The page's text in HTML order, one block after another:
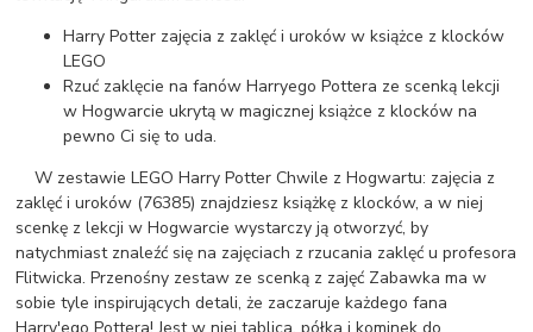
Harry Potter zajęcia z zaklęć i uroków w książce z klocków
LEGO
Rzuć zaklęcie na fanów Harryego Pottera ze scenką lekcji
w Hogwarcie ukrytą w magicznej książce z klocków na
pewno Ci się to uda.
W zestawie LEGO Harry Potter Chwile z Hogwartu: zajęcia z
zaklęć i uroków (76385) znajdziesz książkę z klocków, a w niej
scenkę z lekcji w Hogwarcie wystarczy ją otworzyć, by
natychmiast znaleźć się na zajęciach z rzucania zaklęć u profesora
Flitwicka. Przenośny zestaw ze scenką z zajęć Zabawka ma w
sobie tyle inspirujących detali, że zaczaruje każdego fana
Harry'ego Pottera! Jest w niej tablica, półka i kominek do